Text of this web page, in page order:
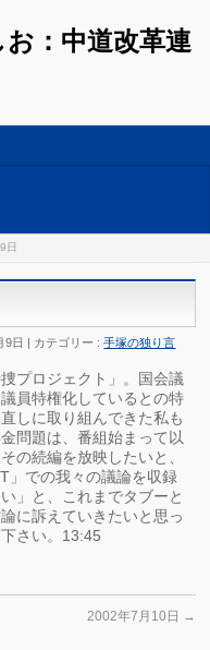
：中道改革連
日
9日 カテゴリー :手塚の独り言
プロジェクト」。国会議
員特権化しているとの特
しに取り組んできた私も
問題は、番組始まって以
の続編を放映したいと、
」での我々の議論を収録
」と、これまでタブーと
に訴えていきたいと思っ
さい。13:45
2002年7月10日 →